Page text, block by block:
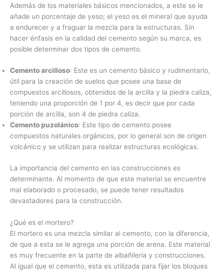
Además de los materiales básicos mencionados, a este se le
añade un porcentaje de yeso; el yeso es el mineral que ayuda
a endurecer y a fraguar la mezcla para la estructuras. Sin
hacer énfasis en la calidad del cemento según su marca, es
posible determinar dos tipos de cemento.
Cemento arcilloso: Este es un cemento básico y rudimentario,
útil para la creación de suelos que posee una base de
compuestos arcillosos, obtenidos de la arcilla y la piedra caliza,
teniendo una proporción de 1 por 4, es decir que por cada
porción de arcilla, son 4 de piedra caliza.
Cemento puzolánico: Este tipo de cemento posee
compuestos naturales orgánicos, por lo general son de origen
volcánico y se utilizan para realizar estructuras ecológicas.
La importancia del cemento en las construcciones es
determinante. Al momento de que este material se encuentre
mal elaborado o procesado, se puede tener resultados
devastadores para la construcción.
¿Qué es el mortero?
El mortero es una mezcla similar al cemento, con la diferencia,
de que a esta se le agrega una porción de arena. Este material
es muy frecuente en la parte de albañilería y construcciones.
Al igual que el cemento, esta es utilizada para fijar los bloques